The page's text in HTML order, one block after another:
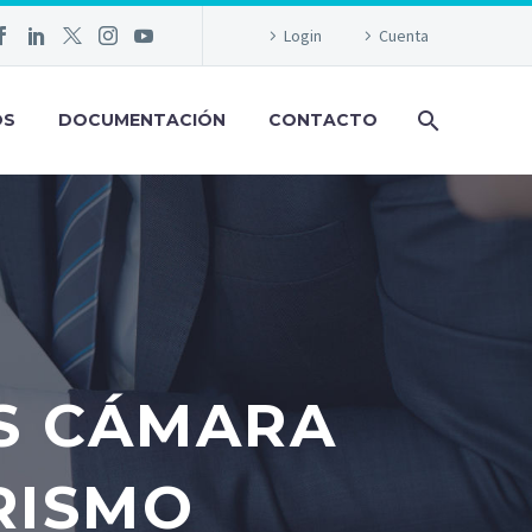
Login Cuenta
DOCUMENTACIÓN CONTACTO
CÁMARA